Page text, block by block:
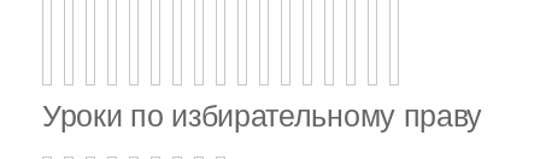
Уроки по избирательному праву